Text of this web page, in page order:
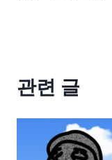
관련 글